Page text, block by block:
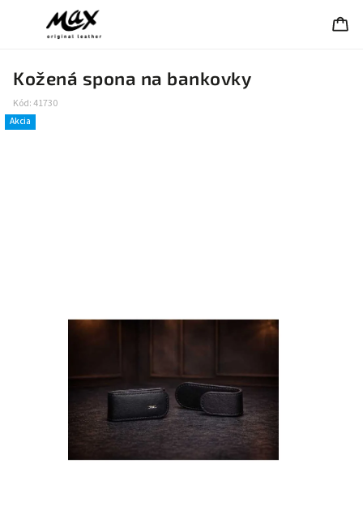
Kožená spona na bankovky
Kód:41730
Akcia